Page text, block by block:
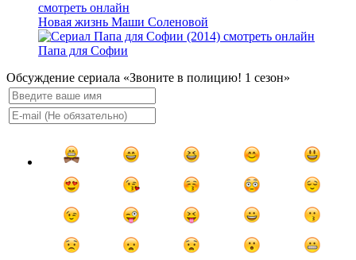
Новая жизнь Маши Соленовой
Папа для Софии
Обсуждение сериала «Звоните в полицию! 1 сезон»